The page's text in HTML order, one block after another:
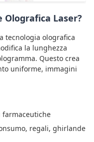
Olografica Laser?
tecnologia olografica
la lunghezza
Questo crea
uniforme, immagini
regali, ghirlande